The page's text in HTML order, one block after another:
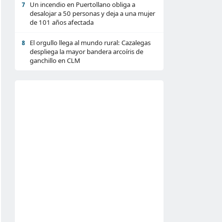
7
Un incendio en Puertollano obliga a
desalojar a 50 personas y deja a una mujer
de 101 años afectada
8
El orgullo llega al mundo rural: Cazalegas
despliega la mayor bandera arcoíris de
ganchillo en CLM